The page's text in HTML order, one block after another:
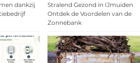
dankzij
Stralend Gezond in IJmuiden
Ontdek de Voordelen van de
Zonnebank